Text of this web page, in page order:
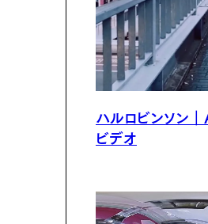
ハルロビンソン｜
ビデオ